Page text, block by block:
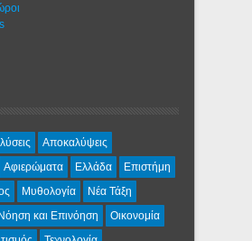
Αποκαλύψεις
Αφιερώματα Ελλάδα
Επιστήμη
Μυθολογία
Νέα Τάξη
Νόηση και Επινόηση
Οικονομία